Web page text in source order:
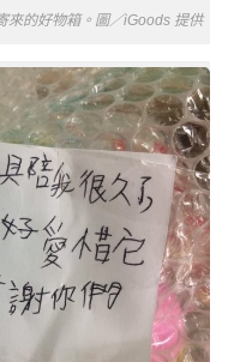
來的好物箱。圖／iGoods 提供